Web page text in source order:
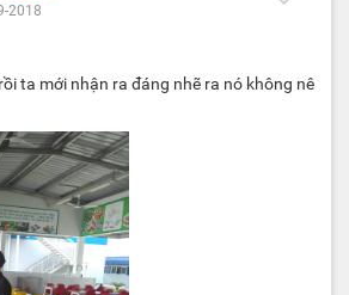
2018
ta mới nhận ra đáng nhẽ ra nó không nê